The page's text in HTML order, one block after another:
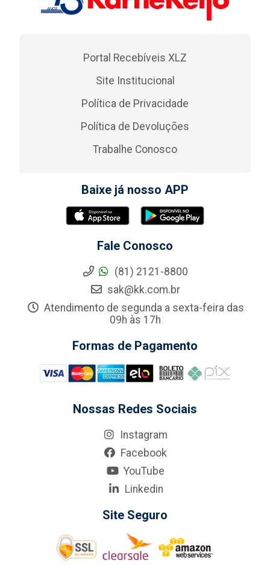
Portal Recebíveis XLZ
Site Institucional
Política de Privacidade
Política de Devoluções
Trabalhe Conosco
Baixe já nosso APP
Fale Conosco
(81) 2121-8800
sak@kk.com.br
Atendimento de segunda a sexta-feira das
09h às 17h
Formas de Pagamento
Nossas Redes Sociais
Instagram
Facebook
YouTube
Linkedin
Site Seguro